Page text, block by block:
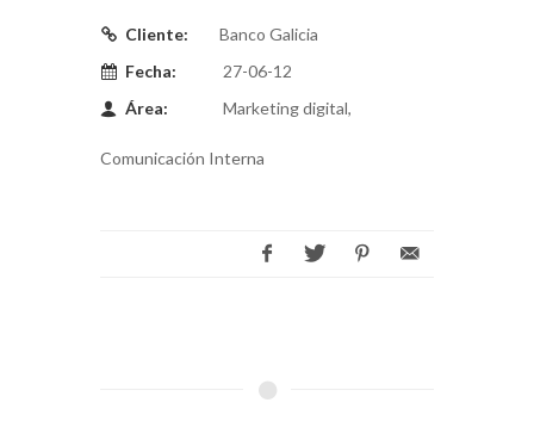
Cliente:
Banco Galicia
Fecha:
27-06-12
Área:
Marketing digital,
Comunicación Interna